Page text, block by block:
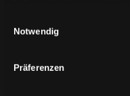
Notwendig
Präferenzen